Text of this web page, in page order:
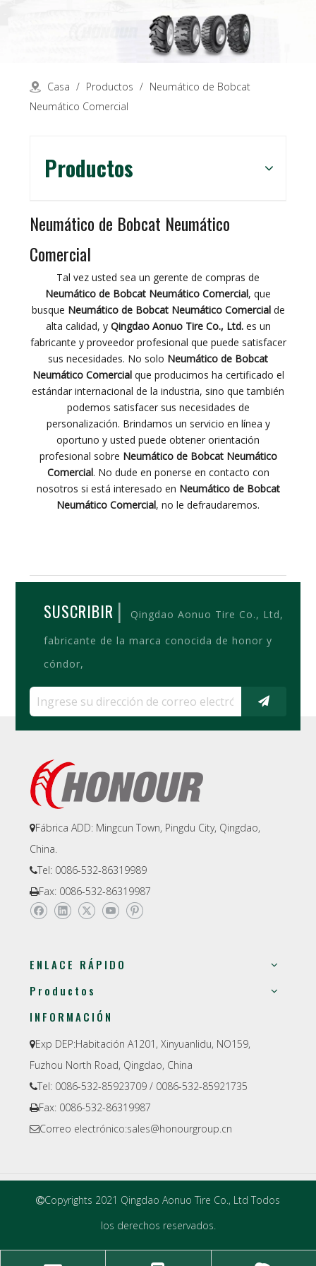
Casa / Productos / Neumático de Bobcat
Neumático Comercial
Productos
Neumático de Bobcat Neumático
Comercial
Tal vez usted sea un gerente de compras de
Neumático de Bobcat Neumático Comercial, que
busque Neumático de Bobcat Neumático Comercialde
alta calidad, y Qingdao Aonuo Tire Co., Ltd.es un
fabricante y proveedor profesional que puede satisfacer
sus necesidades. No solo Neumático de Bobcat
Neumático Comercialque producimos ha certificado el
estándar internacional de la industria, sino que también
podemos satisfacer sus necesidades de
personalización. Brindamos un servicio en línea y
oportuno y usted puede obtener orientación
profesional sobre Neumático de Bobcat Neumático
Comercial. No dude en ponerse en contacto con
nosotros si está interesado en Neumático de Bobcat
Neumático Comercial, no le defraudaremos.
SUSCRIBIR |
Qingdao Aonuo Tire Co., Ltd,
fabricante de la marca conocida de honor y
cóndor,
Fábrica ADD: Mingcun Town, Pingdu City, Qingdao,
China.
Tel: 0086-532-86319989
Fax: 0086-532-86319987
ENLACE RÁPIDO
Productos
INFORMACIÓN
Exp DEP:Habitación A1201, Xinyuanlidu, NO159,
Fuzhou North Road, Qingdao, China
Tel: 0086-532-85923709 / 0086-532-85921735
Fax: 0086-532-86319987
Correo electrónico:sales@honourgroup.cn
Copyrights 2021 Qingdao Aonuo Tire Co., Ltd Todos
los derechos reservados.